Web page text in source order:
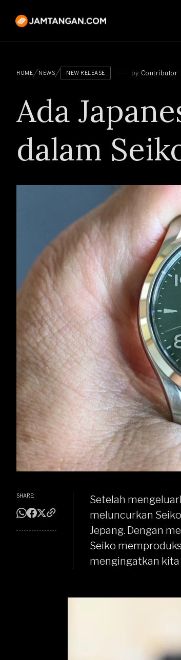
HOME NEWS NEW RELEASE by Contributor
Ada
dalam
SHARE: Setelah
meluncurkan
Jepang. Dengan
Seiko
mengingatkan kita